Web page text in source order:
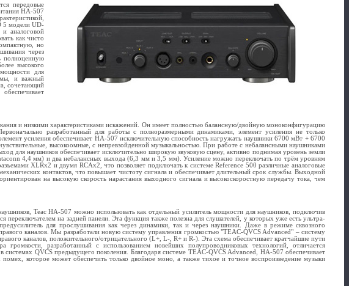
передовые
HA-507
5 модели UD-
аналоговой
как чисто
но
через
полноценную
высокого
для
и важный
сочетающий
и низкими характеристиками искажений. Он имеет полностью балансную/двойную моноконфигурацию
разработанный для работы с полноразмерными динамиками, элемент усиления не только
усиления обеспечивает HA-507 исключительную способность нагружать наушники 6700 мВт + 6700
высокоомные, с непревзойденной музыкальностью. При работе с небалансными наушниками
для наушников обеспечивает исключительно широкую звуковую сцену, активно поднимая уровень земли
4,4 мм) и два небалансных выхода (6,3 мм и 3,5 мм). Усиление можно переключать по трём уровням
XLRx2 и двумя RCAx2, что позволяет подключать к системе Reference 500 различные аналоговые
контактов, что повышает чистоту сигнала и обеспечивает длительный срок службы. Выходной
на высокую скорость нарастания выходного сигнала и высокоскоростную передачу тока, чем
Teac HA-507 можно использовать как отдельный усилитель мощности для наушников, подключив
на задней панели. Эта функция также полезна для слушателей, у которых уже есть ультра-
для прослушивания как через динамики, так и через наушники. Даже в режиме сквозного
каналов. Мы разработали новую систему управления громкостью "TEAC-QVCS Advanced" – систему
каналов, положительного/отрицательного (L+, L-, R+ и R-). Эта схема обеспечивает кратчайшие пути
разработанный с использованием новейших полупроводниковых технологий, отличается
системах QVCS предыдущего поколения. Благодаря системе TEAC-QVCS Advanced, HA-507 обеспечивает
которое может обеспечить только двойное моно, а также тихое и точное воспроизведение музыки